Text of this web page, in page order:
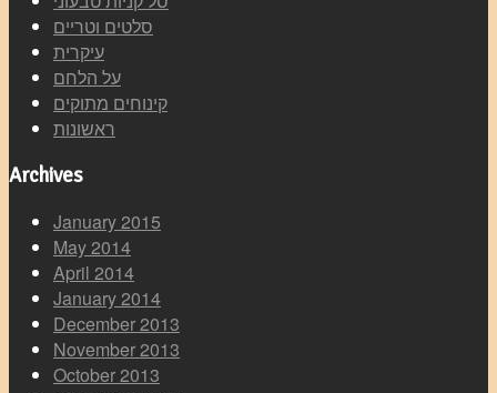
סלטים וטריים
עיקרית
על הלחם
קינוחים מתוקים
ראשונות
Archives
January 2015
May 2014
April 2014
January 2014
December 2013
November 2013
October 2013